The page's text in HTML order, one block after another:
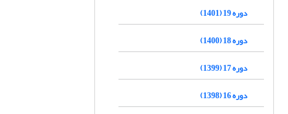
دوره 19 (1401)
دوره 18 (1400)
دوره 17 (1399)
دوره 16 (1398)